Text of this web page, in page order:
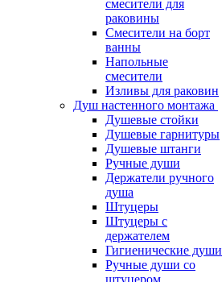
смесители для
раковины
Смесители на борт
ванны
Напольные
смесители
Изливы для раковин
Душ настенного монтажа
Душевые стойки
Душевые гарнитуры
Душевые штанги
Ручные души
Держатели ручного
душа
Штуцеры
Штуцеры с
держателем
Гигиенические души
Ручные души со
штуцером